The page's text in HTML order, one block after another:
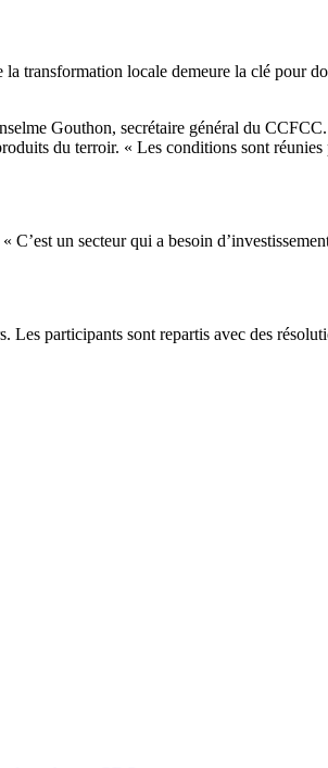
la transformation locale demeure la clé pour
Gouthon, secrétaire général du
du terroir. « Les conditions sont réunies
un secteur qui a besoin
Les participants sont repartis avec des